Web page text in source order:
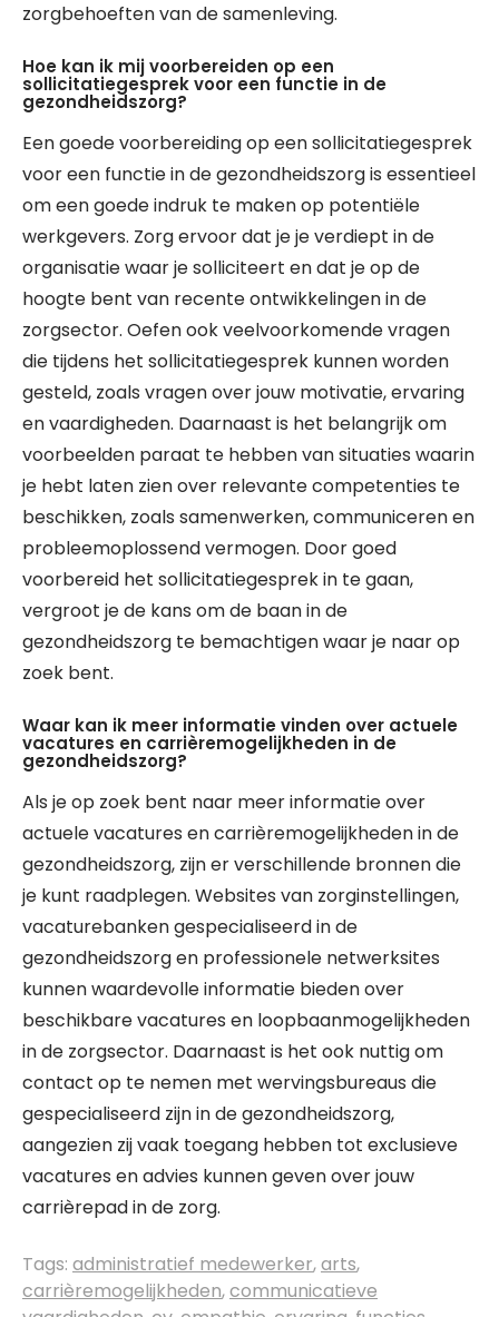
zorgbehoeften van de samenleving.
Hoe kan ik mij voorbereiden op een
sollicitatiegesprek voor een functie in de
gezondheidszorg?
Een goede voorbereiding op een sollicitatiegesprek
voor een functie in de gezondheidszorg is essentieel
om een goede indruk te maken op potentiële
werkgevers. Zorg ervoor dat je je verdiept in de
organisatie waar je solliciteert en dat je op de
hoogte bent van recente ontwikkelingen in de
zorgsector. Oefen ook veelvoorkomende vragen
die tijdens het sollicitatiegesprek kunnen worden
gesteld, zoals vragen over jouw motivatie, ervaring
en vaardigheden. Daarnaast is het belangrijk om
voorbeelden paraat te hebben van situaties waarin
je hebt laten zien over relevante competenties te
beschikken, zoals samenwerken, communiceren en
probleemoplossend vermogen. Door goed
voorbereid het sollicitatiegesprek in te gaan,
vergroot je de kans om de baan in de
gezondheidszorg te bemachtigen waar je naar op
zoek bent.
Waar kan ik meer informatie vinden over actuele
vacatures en carrièremogelijkheden in de
gezondheidszorg?
Als je op zoek bent naar meer informatie over
actuele vacatures en carrièremogelijkheden in de
gezondheidszorg, zijn er verschillende bronnen die
je kunt raadplegen. Websites van zorginstellingen,
vacaturebanken gespecialiseerd in de
gezondheidszorg en professionele netwerksites
kunnen waardevolle informatie bieden over
beschikbare vacatures en loopbaanmogelijkheden
in de zorgsector. Daarnaast is het ook nuttig om
contact op te nemen met wervingsbureaus die
gespecialiseerd zijn in de gezondheidszorg,
aangezien zij vaak toegang hebben tot exclusieve
vacatures en advies kunnen geven over jouw
carrièrepad in de zorg.
Tags: administratief medewerker,arts,
carrièremogelijkheden,communicatieve